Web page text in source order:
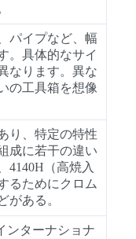
パイプなど、幅
。具体的なサイ
なります。異な
の工具箱を想像
り、特定の特性
成に若干の違い
4140H（高焼入
るためにクロム
がある。
ンターナショナ